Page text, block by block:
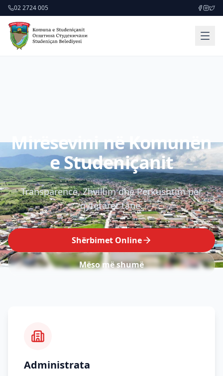
02 2724 005
Mirësevini në Komunën
e Studeniçanit
Transparencë, Zhvillim dhe Përkushtim për
qytetarët tanë.
Shërbimet Online
Mëso më shumë
Administrata